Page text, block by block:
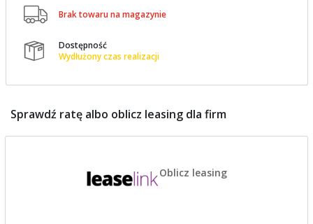
 Brak towaru na magazynie

Dostępność
Wydłużony czas realizacji
Sprawdź ratę albo oblicz leasing dla firm
Oblicz leasing